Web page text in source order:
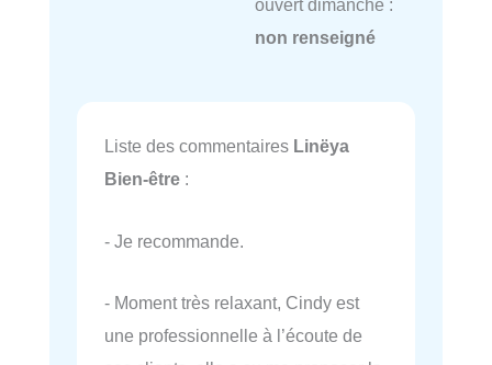
ouvert dimanche :
non renseigné
Liste des commentaires Linëya
Bien-être :
- Je recommande.
- Moment très relaxant, Cindy est
une professionnelle à l’écoute de